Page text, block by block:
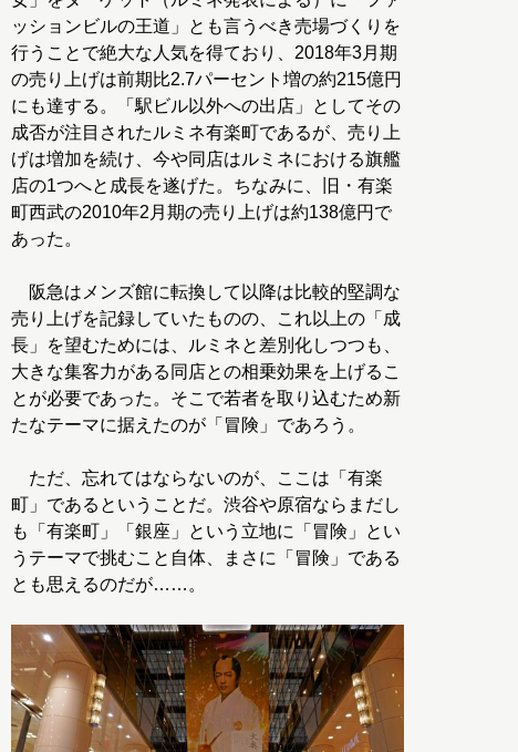
ッションビルの王道」とも言うべき売場づくりを
行うことで絶大な人気を得ており、2018年3月期
の売り上げは前期比2.7パーセント増の約215億円
にも達する。「駅ビル以外への出店」としてその
成否が注目されたルミネ有楽町であるが、売り上
げは増加を続け、今や同店はルミネにおける旗艦
店の1つへと成長を遂げた。ちなみに、旧・有楽
町西武の2010年2月期の売り上げは約138億円で
あった。
阪急はメンズ館に転換して以降は比較的堅調な
売り上げを記録していたものの、これ以上の「成
長」を望むためには、ルミネと差別化しつつも、
大きな集客力がある同店との相乗効果を上げるこ
とが必要であった。そこで若者を取り込むため新
たなテーマに据えたのが「冒険」であろう。
ただ、忘れてはならないのが、ここは「有楽
町」であるということだ。渋谷や原宿ならまだし
も「有楽町」「銀座」という立地に「冒険」とい
うテーマで挑むこと自体、まさに「冒険」である
とも思えるのだが……。